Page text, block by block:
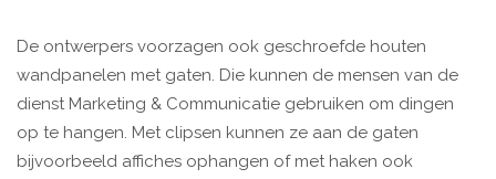
De ontwerpers voorzagen ook geschroefde houten
wandpanelen met gaten. Die kunnen de mensen van de
dienst Marketing & Communicatie gebruiken om dingen
op te hangen. Met clipsen kunnen ze aan de gaten
bijvoorbeeld affiches ophangen of met haken ook